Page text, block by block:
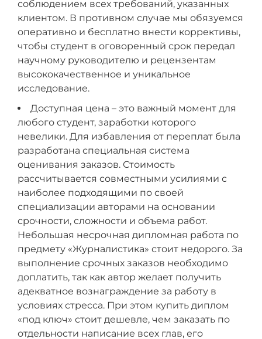
соблюдением всех требований, указанных
клиентом. В противном случае мы обязуемся
оперативно и бесплатно внести коррективы,
чтобы студент в оговоренный срок передал
научному руководителю и рецензентам
высококачественное и уникальное
исследование.
Доступная цена – это важный момент для
любого студент, заработки которого
невелики. Для избавления от переплат была
разработана специальная система
оценивания заказов. Стоимость
рассчитывается совместными усилиями с
наиболее подходящими по своей
специализации авторами на основании
срочности, сложности и объема работ.
Небольшая несрочная дипломная работа по
предмету «Журналистика» стоит недорого. За
выполнение срочных заказов необходимо
доплатить, так как автор желает получить
адекватное вознаграждение за работу в
условиях стресса. При этом купить диплом
«под ключ» стоит дешевле, чем заказать по
отдельности написание всех глав, его